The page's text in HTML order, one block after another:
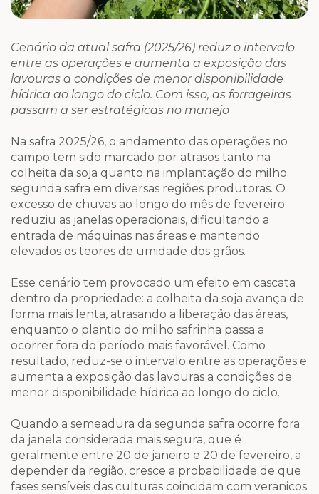
Cenário da atual safra (2025/26) reduz o intervalo
entre as operações e aumenta a exposição das
lavouras a condições de menor disponibilidade
hídrica ao longo do ciclo. Com isso, as forrageiras
passam a ser estratégicas no manejo
Na safra 2025/26, o andamento das operações no
campo tem sido marcado por atrasos tanto na
colheita da soja quanto na implantação do milho
segunda safra em diversas regiões produtoras. O
excesso de chuvas ao longo do mês de fevereiro
reduziu as janelas operacionais, dificultando a
entrada de máquinas nas áreas e mantendo
elevados os teores de umidade dos grãos.
Esse cenário tem provocado um efeito em cascata
dentro da propriedade: a colheita da soja avança de
forma mais lenta, atrasando a liberação das áreas,
enquanto o plantio do milho safrinha passa a
ocorrer fora do período mais favorável. Como
resultado, reduz-se o intervalo entre as operações e
aumenta a exposição das lavouras a condições de
menor disponibilidade hídrica ao longo do ciclo.
Quando a semeadura da segunda safra ocorre fora
da janela considerada mais segura, que é
geralmente entre 20 de janeiro e 20 de fevereiro, a
depender da região, cresce a probabilidade de que
fases sensíveis das culturas coincidam com veranicos